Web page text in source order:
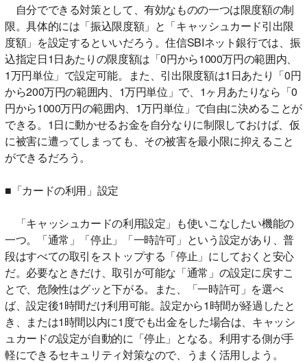
自分でできる対策として、有効なものの一つは限度額の制
限。具体的には「振込限度額」と「キャッシュカード引出限
度額」を設定するといいだろう。住信SBIネット銀行では、振
込指定日1日あたりの限度額は「0円から1000万円の範囲内、
1万円単位」で設定可能。また、引出限度額は1日あたり「0円
から200万円の範囲内、1万円単位」で、1ヶ月あたりなら「0
円から1000万円の範囲内、1万円単位」で自由に決めることが
できる。1日に動かせるお金を自分なりに制限しておけば、仮
に被害に遭ってしまっても、その被害を最小限に抑えること
ができるだろう。
■「カードの利用」設定
「キャッシュカードの利用設定」も使いこなしたい機能の
一つ。「通常」「停止」「一時許可」という設定があり、普
段はすべての取引をストップする「停止」にしておくと安心
だ。必要なときだけ、取引が可能な「通常」の設定に戻すこ
とで、危険性はグッと下がる。また、「一時許可」を選べ
ば、設定後1時間だけ利用可能。設定から1時間が経過したと
き、または1時間以内に1度でも出金をした場合は、キャッシ
ュカードの設定が自動的に「停止」となる。利用する側が手
軽にできるセキュリティ対策なので、うまく活用しよう。